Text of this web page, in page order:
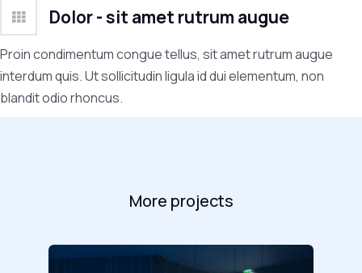
Dolor - sit amet rutrum augue
Proin condimentum congue tellus, sit amet rutrum augue
interdum quis. Ut sollicitudin ligula id dui elementum, non
blandit odio rhoncus.
More projects